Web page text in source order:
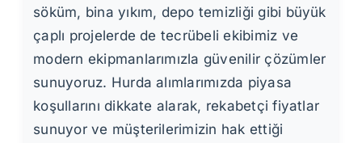
söküm, bina yıkım, depo temizliği gibi büyük
çaplı projelerde de tecrübeli ekibimiz ve
modern ekipmanlarımızla güvenilir çözümler
sunuyoruz. Hurda alımlarımızda piyasa
koşullarını dikkate alarak, rekabetçi fiyatlar
sunuyor ve müşterilerimizin hak ettiği